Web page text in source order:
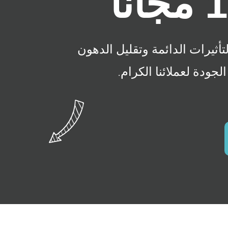
الدائمة وتقليل الدهون
لعملائنا الكرام.